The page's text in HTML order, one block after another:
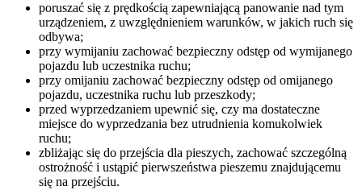
poruszać się z prędkością zapewniającą panowanie nad tym
urządzeniem, z uwzględnieniem warunków, w jakich ruch się
odbywa;
przy wymijaniu zachować bezpieczny odstęp od wymijanego
pojazdu lub uczestnika ruchu;
przy omijaniu zachować bezpieczny odstęp od omijanego
pojazdu, uczestnika ruchu lub przeszkody;
przed wyprzedzaniem upewnić się, czy ma dostateczne
miejsce do wyprzedzania bez utrudnienia komukolwiek
ruchu;
zbliżając się do przejścia dla pieszych, zachować szczególną
ostrożność i ustąpić pierwszeństwa pieszemu znajdującemu
się na przejściu.